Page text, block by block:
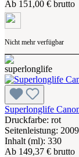
Ab 151,00 € brutto
Nicht mehr verfügbar
Superlonglife
Druckfarbe: rot
Seitenleistung:
Inhalt (ml): 330
Ab 149,37 € brutto